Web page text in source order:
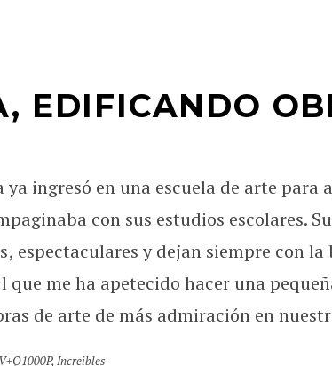
EDIFICANDO
ya ingresó en una escuela de arte para
con sus estudios escolares.
espectaculares y dejan siempre con la
que me ha apetecido hacer una
de arte de más admiración en
,Increibles